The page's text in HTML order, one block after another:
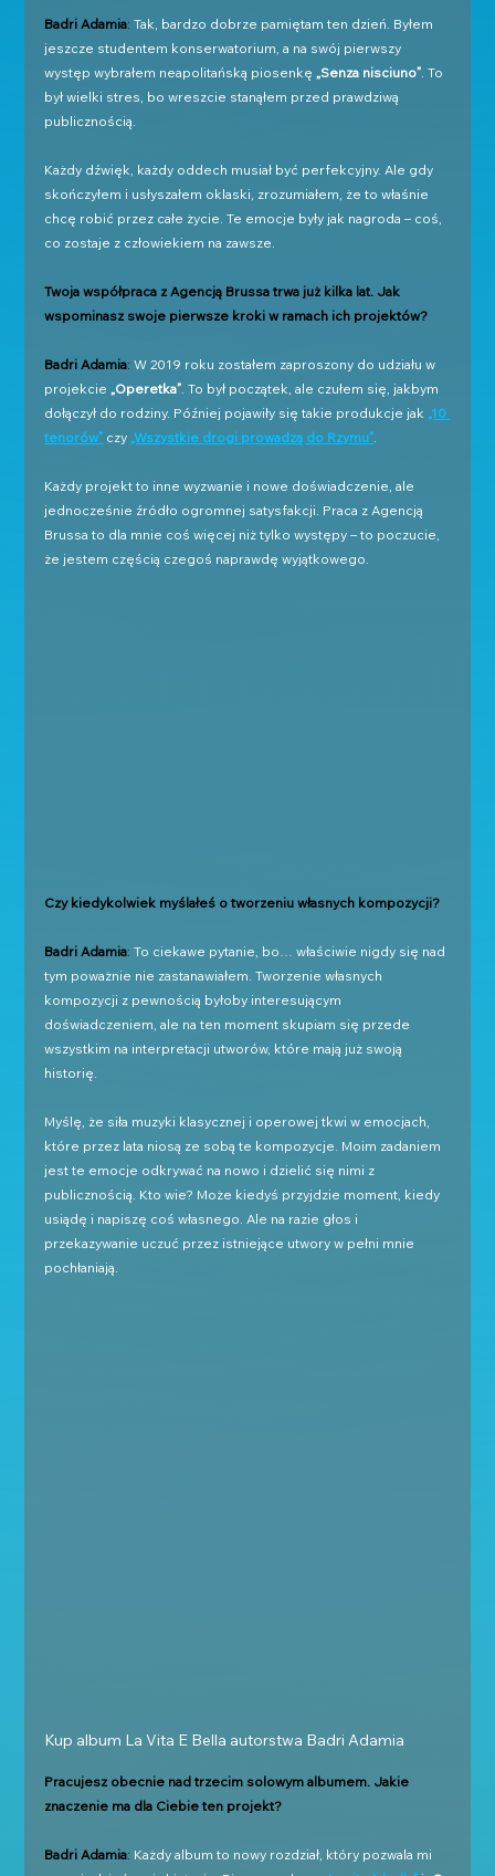
Badri Adamia: Tak, bardzo dobrze pamiętam ten dzień. Byłem
jeszcze studentem konserwatorium, a na swój pierwszy
występ wybrałem neapolitańską piosenkę „Senza nisciuno”. To
był wielki stres, bo wreszcie stanąłem przed prawdziwą
publicznością.
Każdy dźwięk, każdy oddech musiał być perfekcyjny. Ale gdy
skończyłem i usłyszałem oklaski, zrozumiałem, że to właśnie
chcę robić przez całe życie. Te emocje były jak nagroda – coś,
co zostaje z człowiekiem na zawsze.
Twoja współpraca z Agencją Brussa trwa już kilka lat. Jak
wspominasz swoje pierwsze kroki w ramach ich projektów?
Badri Adamia: W 2019 roku zostałem zaproszony do udziału w
projekcie „Operetka”. To był początek, ale czułem się, jakbym
dołączył do rodziny. Później pojawiły się takie produkcje jak „10
tenorów” czy „Wszystkie drogi prowadzą do Rzymu”.
Każdy projekt to inne wyzwanie i nowe doświadczenie, ale
jednocześnie źródło ogromnej satysfakcji. Praca z Agencją
Brussa to dla mnie coś więcej niż tylko występy – to poczucie,
że jestem częścią czegoś naprawdę wyjątkowego.
Czy kiedykolwiek myślałeś o tworzeniu własnych kompozycji?
Badri Adamia: To ciekawe pytanie, bo… właściwie nigdy się nad
tym poważnie nie zastanawiałem. Tworzenie własnych
kompozycji z pewnością byłoby interesującym
doświadczeniem, ale na ten moment skupiam się przede
wszystkim na interpretacji utworów, które mają już swoją
historię.
Myślę, że siła muzyki klasycznej i operowej tkwi w emocjach,
które przez lata niosą ze sobą te kompozycje. Moim zadaniem
jest te emocje odkrywać na nowo i dzielić się nimi z
publicznością. Kto wie? Może kiedyś przyjdzie moment, kiedy
usiądę i napiszę coś własnego. Ale na razie głos i
przekazywanie uczuć przez istniejące utwory w pełni mnie
pochłaniają.
Kup album La Vita E Bella autorstwa Badri Adamia
Pracujesz obecnie nad trzecim solowym albumem. Jakie
znaczenie ma dla Ciebie ten projekt?
Badri Adamia: Każdy album to nowy rozdział, który pozwala mi